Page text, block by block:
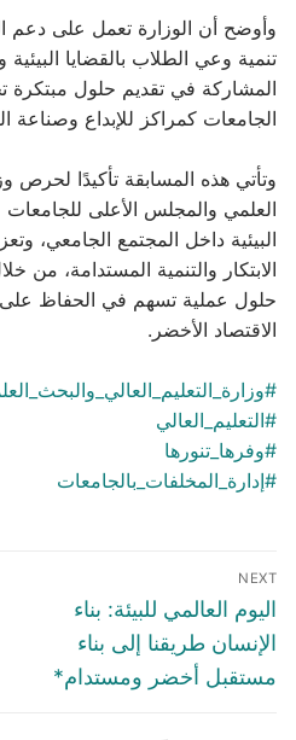
وأوضح أن الوزارة تعمل على دعم
تنمية وعي الطلاب بالقضايا
المشاركة في تقديم حلول مبتكرة
الجامعات كمراكز للإبداع وصناعة
وتأتي هذه المسابقة تأكيدًا لحرص
العلمي والمجلس الأعلى للجامعات
البيئية داخل المجتمع الجامعي،
الابتكار والتنمية المستدامة، من
حلول عملية تسهم في الحفاظ على
الاقتصاد الأخضر.
#التعليم_العالي
#وفرها_تنورها
#إدارة_المخلفات_بالجامعات
تصفّح
المقالات
NEXT
Next
post:
اليوم العالمي للبيئة: بناء
الإنسان طريقنا إلى بناء
مستقبل أخضر ومستدام*